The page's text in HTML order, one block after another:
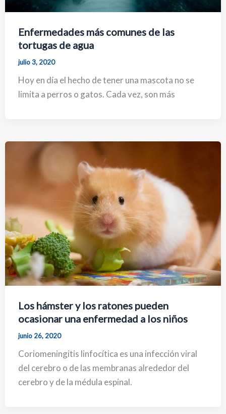
Enfermedades más comunes de las
tortugas de agua
julio 3, 2020
Hoy en día el hecho de tener una mascota no se
limita a perros o gatos. Cada vez, son más
Los hámster y los ratones pueden
ocasionar una enfermedad a los niños
junio 26, 2020
Coriomeningitis linfocítica es una infección viral
del cerebro o de las membranas alrededor del
cerebro y de la médula espinal.